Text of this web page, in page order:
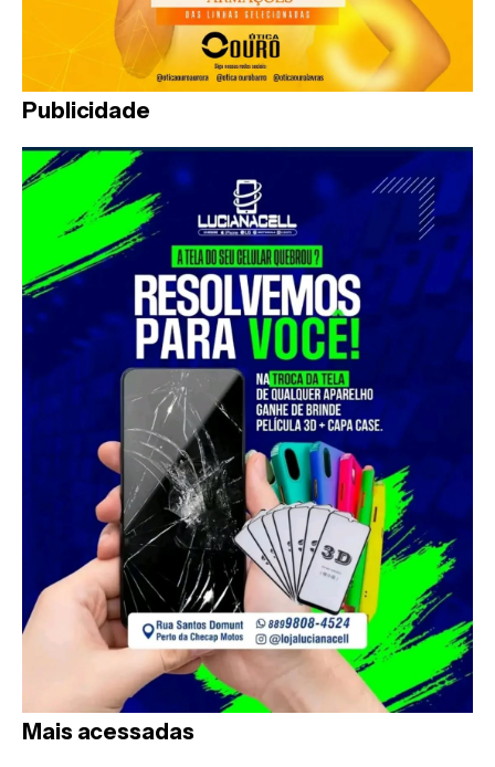
Publicidade
Mais acessadas